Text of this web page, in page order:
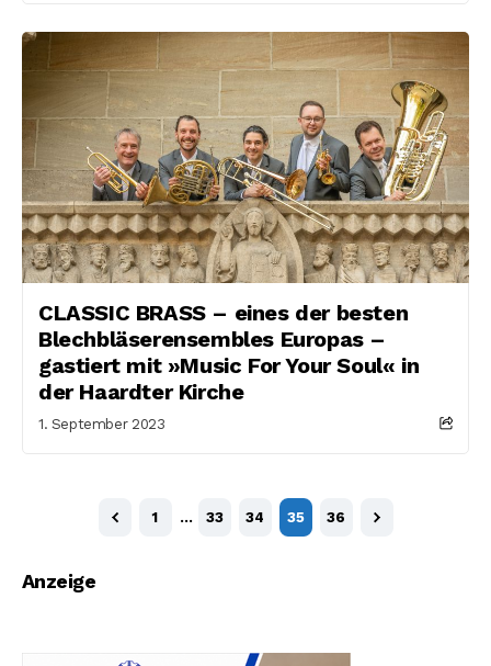
CLASSIC BRASS – eines der besten
Blechbläserensembles Europas –
gastiert mit »Music For Your Soul« in
der Haardter Kirche
1. September 2023
1 … 33 34 35 36
Anzeige